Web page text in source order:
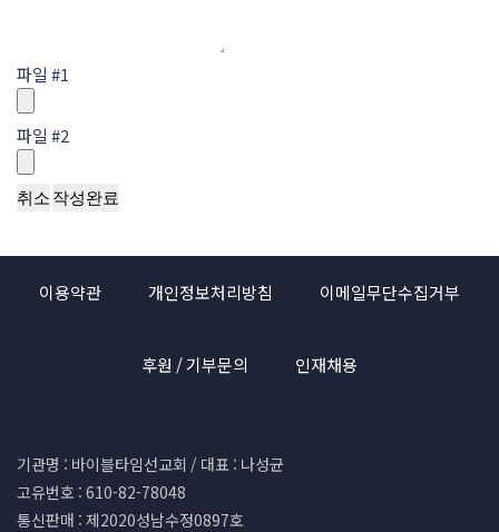
파일 #1
파일 #2
취소 작성완료
이용약관 개인정보처리방침 이메일무단수집거부
후원 / 기부문의 인재채용
기관명 : 바이블타임선교회 / 대표 : 나성균
고유번호 : 610-82-78048
통신판매 : 제2020성남수정0897호